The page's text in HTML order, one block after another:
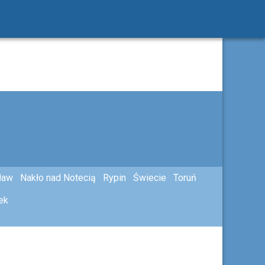
Nakło nad Notecią Rypin Świecie
Toruń